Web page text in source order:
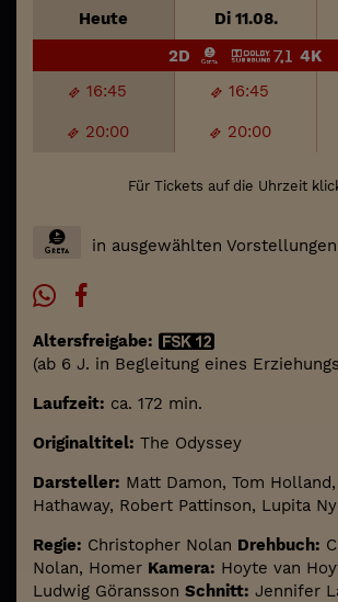
Heute Di 11.08.
16:45 16:45
20:00 20:00
2D 4K
Für Tickets auf die Uhrzeit
in ausgewählten Vorstellungen
Altersfreigabe:
(ab 6 J. in Begleitung eines
Laufzeit: ca. 172 min.
Originaltitel: The Odyssey
Darsteller: Matt Damon, Tom
Hathaway, Robert Pattinson, Lupita
Regie: Christopher Nolan Drehbuch:
Nolan, Homer Kamera: Hoyte van
Ludwig Göransson Schnitt: Jennifer